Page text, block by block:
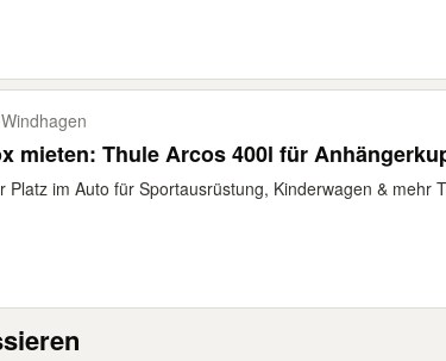
mieten: Thule Arcos 400l für
Platz im Auto für Sportausrüstung, Kinderwagen & mehr